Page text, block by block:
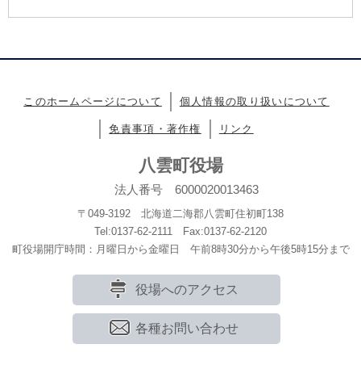
このホームページについて 個人情報の取り扱いについて
免責事項・著作権 リンク
八雲町役場
法人番号 6000020013463
〒049-3192 北海道二海郡八雲町住初町138
Tel:0137-62-2111 Fax:0137-62-2120
町役場開庁時間：月曜日から金曜日 午前8時30分から午後5時15分まで
役場へのアクセス
各種お問い合わせ